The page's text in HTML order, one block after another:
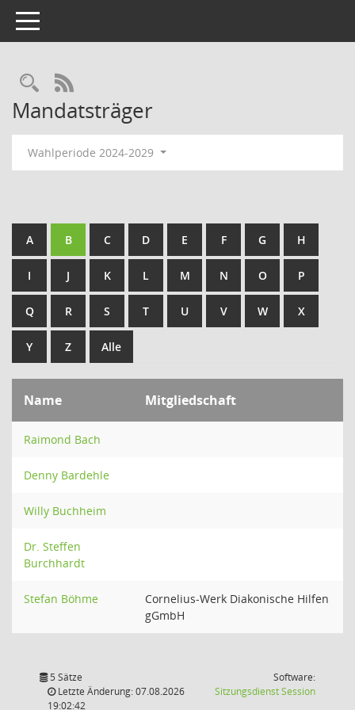
Toggle navigation
Rechercheauswahl
RSS-Feed
Mandatsträger
Wahlperiode 2024-2029
A B C D E F G H
I J K L M N O P
Q R S T U V W X
Y Z Alle
Name Mitgliedschaft
Raimond Bach
Denny Bardehle
Willy Buchheim
Dr. Steffen
Burchhardt
Stefan Böhme
Cornelius-Werk Diakonische Hilfen
gGmbH
5 Sätze
Letzte Änderung: 07.08.2026
19:02:42
Software:
SitzungsdienstSession(Wird in